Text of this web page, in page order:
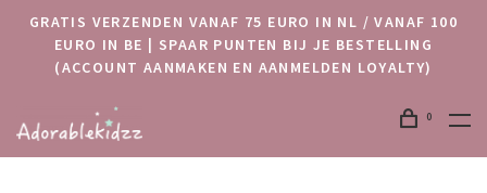
GRATIS VERZENDEN VANAF 75 EURO IN NL / VANAF 100
EURO IN BE | SPAAR PUNTEN BIJ JE BESTELLING
(ACCOUNT AANMAKEN EN AANMELDEN LOYALTY)
0